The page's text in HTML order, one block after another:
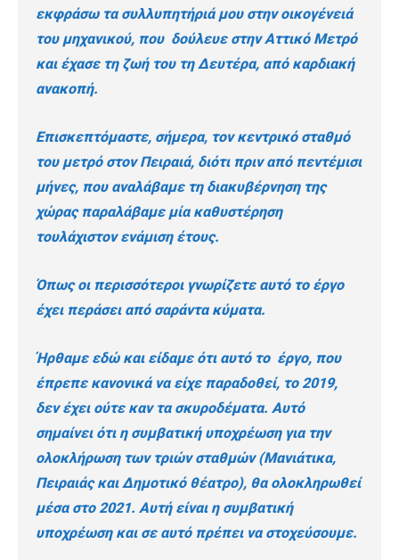
εκφράσω τα συλλυπητήριά μου στην οικογένειά
του μηχανικού, που δούλευε στην Αττικό Μετρό
και έχασε τη ζωή του τη Δευτέρα, από καρδιακή
ανακοπή.
Επισκεπτόμαστε, σήμερα, τον κεντρικό σταθμό
του μετρό στον Πειραιά, διότι πριν από πεντέμισι
μήνες, που αναλάβαμε τη διακυβέρνηση της
χώρας παραλάβαμε μία καθυστέρηση
τουλάχιστον ενάμιση έτους.
Όπως οι περισσότεροι γνωρίζετε αυτό το έργο
έχει περάσει από σαράντα κύματα.
Ήρθαμε εδώ και είδαμε ότι αυτό το έργο, που
έπρεπε κανονικά να είχε παραδοθεί, το 2019,
δεν έχει ούτε καν τα σκυροδέματα. Αυτό
σημαίνει ότι η συμβατική υποχρέωση για την
ολοκλήρωση των τριών σταθμών (Μανιάτικα,
Πειραιάς και Δημοτικό θέατρο), θα ολοκληρωθεί
μέσα στο 2021. Αυτή είναι η συμβατική
υποχρέωση και σε αυτό πρέπει να στοχεύσουμε.